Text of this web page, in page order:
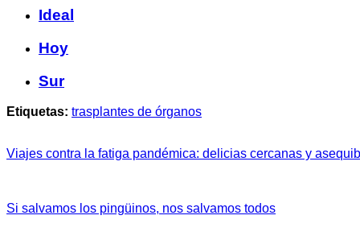
Ideal
Hoy
Sur
Etiquetas: trasplantes de órganos
Viajes contra la fatiga pandémica: delicias cercanas y
Si salvamos los pingüinos, nos salvamos todos